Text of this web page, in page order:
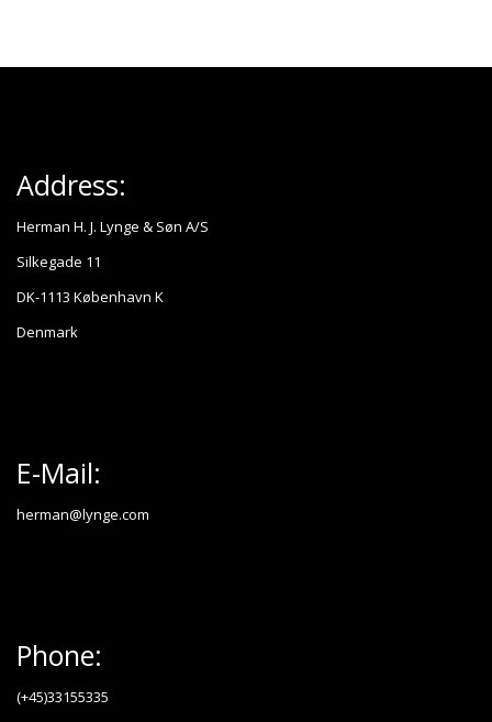
Address:
Herman H. J. Lynge & Søn A/S
Silkegade 11
DK-1113 København K
Denmark
E-Mail:
herman@lynge.com
Phone:
(+45)33155335